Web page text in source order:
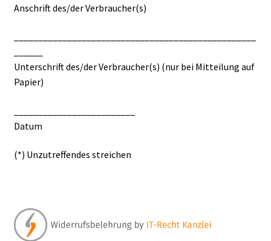
Anschrift des/der Verbraucher(s)
Unterschrift des/der Verbraucher(s) (nur bei Mitteilung auf
Papier)
Datum
(*) Unzutreffendes streichen